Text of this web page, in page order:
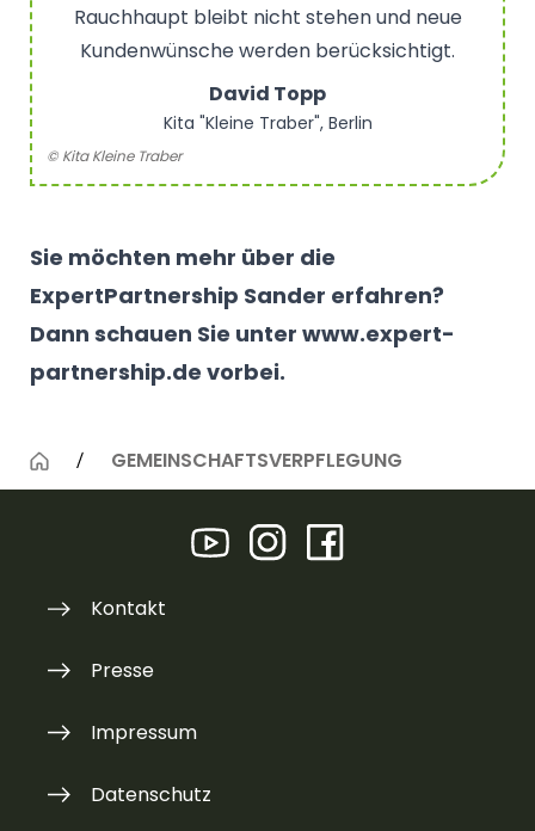
Rauchhaupt bleibt nicht stehen und neue
Kundenwünsche werden berücksichtigt.
David Topp
Kita "Kleine Traber", Berlin
© Kita Kleine Traber
Sie möchten mehr über die
ExpertPartnership Sander erfahren?
Dann schauen Sie unter www.expert-
partnership.de vorbei.
GEMEINSCHAFTSVERPFLEGUNG
Kontakt
Presse
Impressum
Datenschutz